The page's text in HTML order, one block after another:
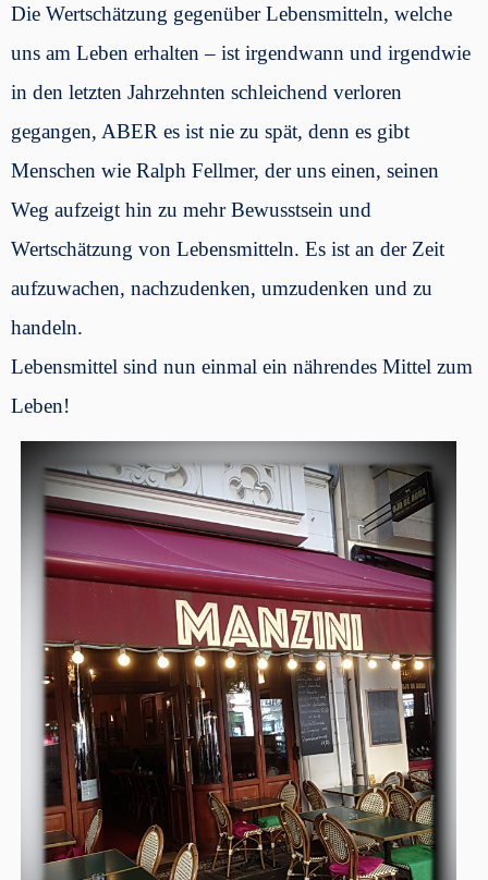
Die Wertschätzung gegenüber Lebensmitteln, welche
uns am Leben erhalten – ist irgendwann und irgendwie
in den letzten Jahrzehnten schleichend verloren
gegangen, ABER es ist nie zu spät, denn es gibt
Menschen wie Ralph Fellmer, der uns einen, seinen
Weg aufzeigt hin zu mehr Bewusstsein und
Wertschätzung von Lebensmitteln. Es ist an der Zeit
aufzuwachen, nachzudenken, umzudenken und zu
handeln.
Lebensmittel sind nun einmal ein nährendes Mittel zum
Leben!